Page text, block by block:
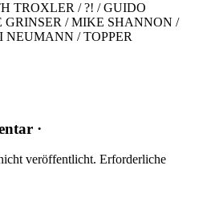
TROXLER / ?! / GUIDO
GRINSER / MIKE SHANNON /
NEUMANN / TOPPER
·
veröffentlicht. Erforderliche